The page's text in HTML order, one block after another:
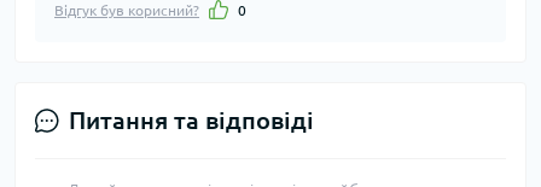
Відгук був корисний? 0
Питання та відповіді